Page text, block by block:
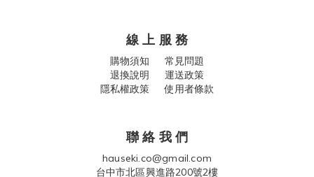
線 上 服 務
購物須知 常見問題
退換說明
運送政策
隱私權政策 使用者條款
聯 絡 我 們
hauseki.co@gmail.com
台中市北區興進路200號2樓